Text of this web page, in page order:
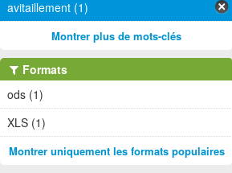
avitaillement (1)
Montrer plus de mots-clés
Formats
ods (1)
XLS (1)
Montrer uniquement les formats populaires